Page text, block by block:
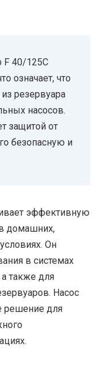
F 40/125C
означает, что
резервуара
насосов.
защитой от
безопасную и
эффективную
домашних,
Он
в системах
также для
Насос
решение для